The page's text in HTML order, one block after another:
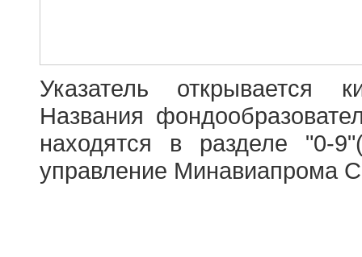
Указатель открывается
Названия
находятся в разделе "0-
управление Минавиапрома